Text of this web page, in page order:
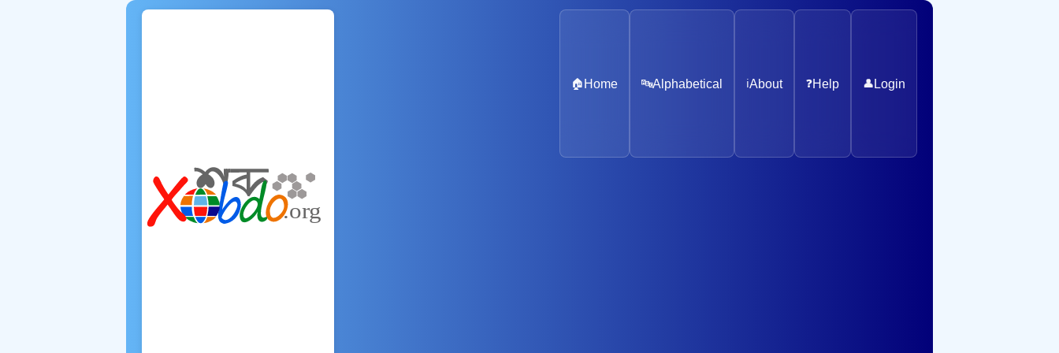
🏠 Home 🔤Alphabetical ℹ️About ❓Help 👤 Login